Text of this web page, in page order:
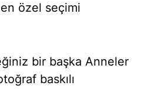
özel seçimi
bir başka Anneler
baskılı